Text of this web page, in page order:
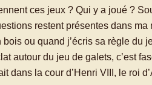
ces jeux ? Qui y a joué ?
restent présentes dans
bois ou quand j’écris sa règle du
autour du jeu de galets, c’est
dans la cour d’Henri VIII, le roi